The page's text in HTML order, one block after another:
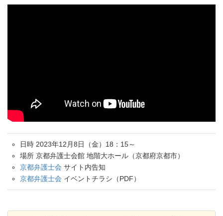
日時 2023年12月8日（金）18：15～
場所 京都弁護士会館 地階大ホール（京都府京都市）
京都弁護士会 サイト内告知
京都弁護士会 イベントチラシ（PDF）